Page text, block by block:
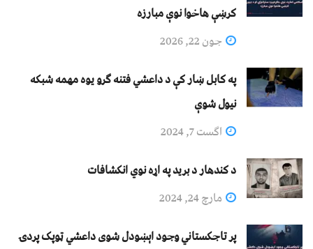
کرښې هاخوا نوې مبارزه
جون 22, 2026
په کابل ښار کې د داعشي فتنه ګرو يوه مهمه شبکه
نيول شوې
اگست 7, 2024
د کندهار د برید په اړه نوي انکشافات
مارچ 24, 2024
پر تاجکستاني وجود اېښودل شوی داعشي ټوپک پردۍ